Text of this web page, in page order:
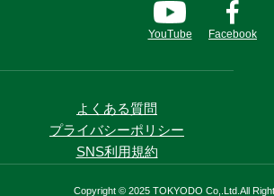
Copyright © 2025 TOKYODO Co,.Ltd.All
YouTube Facebook
よくある質問
プライバシーポリシー
SNS利用規約